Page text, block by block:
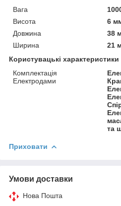
Вага
Висота
6
Довжина
38
Ширина
21
Користувацькі характеристики
Комплектація
Електродами
та
Приховати
Умови доставки
Нова Пошта